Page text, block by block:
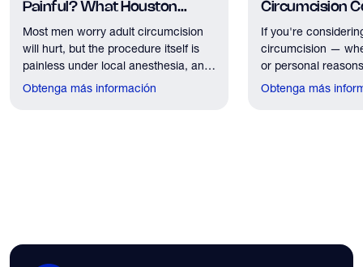
Painful? What Houston
Patients Should Expect
Most men worry adult circumcision
will hurt, but the procedure itself is
painless under local anesthesia, and
recovery discomfort is mild and short
Obtenga más información
Circumcision
Houston?
If you're
circumcision —
or personal
the first practical
Obtenga más